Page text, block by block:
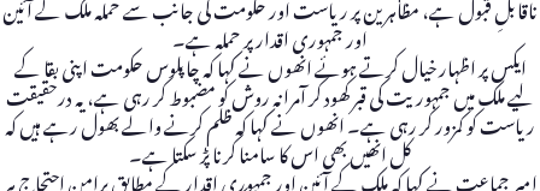
اور جمہوری اقدار پر حملہ ہے۔
ایکس پر اظہار خیال کرتے ہوئے انھوں نے کہا کہ چاپلوس حکومت اپنی بقا کے
لیے ملک میں جمہوریت کی قبر کھود کر آمرانہ روش کو مضبوط کر رہی ہے، یہ درحقیقت
ریاست کو کمزور کر رہی ہے۔ انھوں نے کہا کہ ظلم کرنے والے بھول رہے ہیں کہ
کل انھیں بھی اس کا سامنا کرنا پڑ سکتا ہے۔
امیر جماعت نے کہا کہ ملک کے آئین اور جمہوری اقدار کے مطابق پرامن احتجاج ہر